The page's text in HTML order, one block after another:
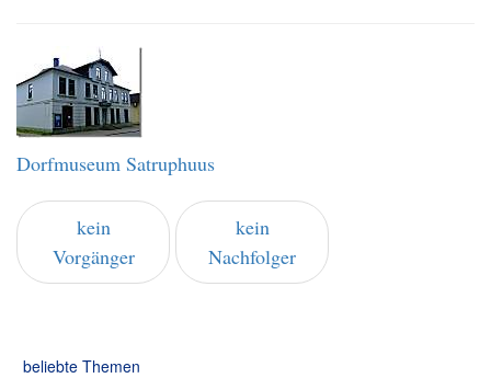
Dorfmuseum Satruphuus
kein
Vorgänger
kein
Nachfolger
beliebte Themen